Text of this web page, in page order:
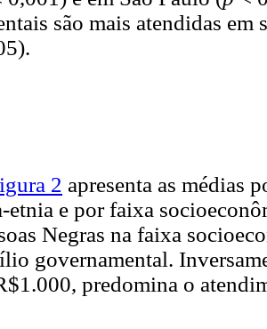
são mais atendidas
2 apresenta as médias
etnia e por faixa
Negras na faixa
governamental.
predomina o